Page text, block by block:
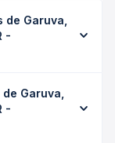
Garuva,
-
3h 6min,
serviço
de
Garuva,
-